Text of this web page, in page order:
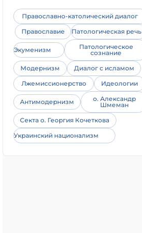
Православно-католический диалог
Православие
Патологическая речь
Экуменизм
Патологическое
сознание
Модернизм
Диалог с исламом
Лжемиссионерство
Идеологии
Антимодернизм
о. Александр
Шмеман
Секта о. Георгия Кочеткова
Украинский национализм